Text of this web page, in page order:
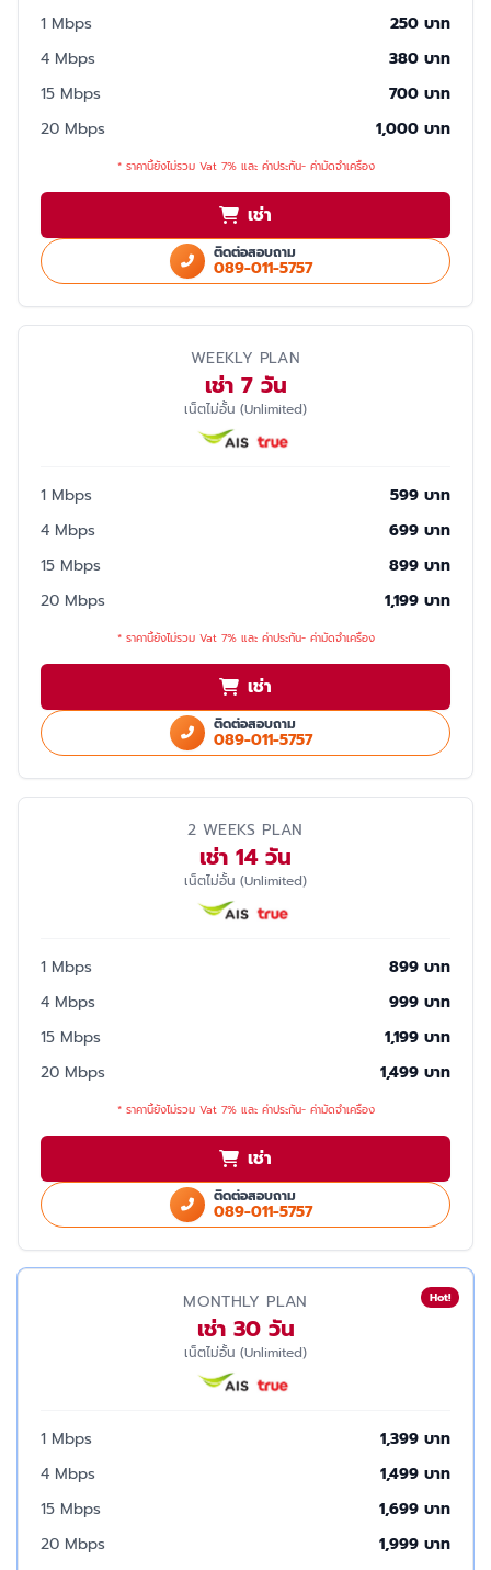
1 Mbps
250 บาท
4 Mbps
380 บาท
15 Mbps
700 บาท
20 Mbps
1,000 บาท
* ราคานี้ยังไม่รวม Vat 7% และ ค่าประกัน- ค่ามัดจำเครื่อง
เช่า
ติดต่อสอบถาม
089-011-5757
WEEKLY PLAN
เช่า 7 วัน
เน็ตไม่อั้น (Unlimited)
1 Mbps
599 บาท
4 Mbps
699 บาท
15 Mbps
899 บาท
20 Mbps
1,199 บาท
* ราคานี้ยังไม่รวม Vat 7% และ ค่าประกัน- ค่ามัดจำเครื่อง
เช่า
ติดต่อสอบถาม
089-011-5757
2 WEEKS PLAN
เช่า 14 วัน
เน็ตไม่อั้น (Unlimited)
1 Mbps
899 บาท
4 Mbps
999 บาท
15 Mbps
1,199 บาท
20 Mbps
1,499 บาท
* ราคานี้ยังไม่รวม Vat 7% และ ค่าประกัน- ค่ามัดจำเครื่อง
เช่า
ติดต่อสอบถาม
089-011-5757
Hot!
MONTHLY PLAN
เช่า 30 วัน
เน็ตไม่อั้น (Unlimited)
1 Mbps
1,399 บาท
4 Mbps
1,499 บาท
15 Mbps
1,699 บาท
20 Mbps
1,999 บาท